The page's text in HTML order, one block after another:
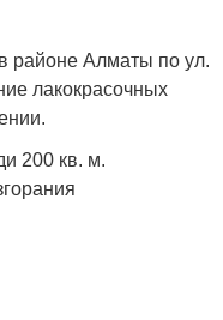
районе Алматы по ул.
лакокрасочных
200 кв. м.